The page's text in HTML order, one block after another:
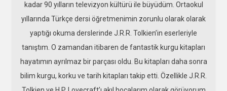
kadar 90 yılların televizyon kültürü ile büyüdüm. Ortaokul
yıllarında Türkçe dersi öğretmenimin zorunlu olarak olarak
yaptığı okuma derslerinde J.R.R. Tolkien’in eserleriyle
tanıştım. O zamandan itibaren de fantastik kurgu kitapları
hayatımın ayrılmaz bir parçası oldu. Bu kitapları daha sonra
bilim kurgu, korku ve tarih kitapları takip etti. Özellikle J.R.R.